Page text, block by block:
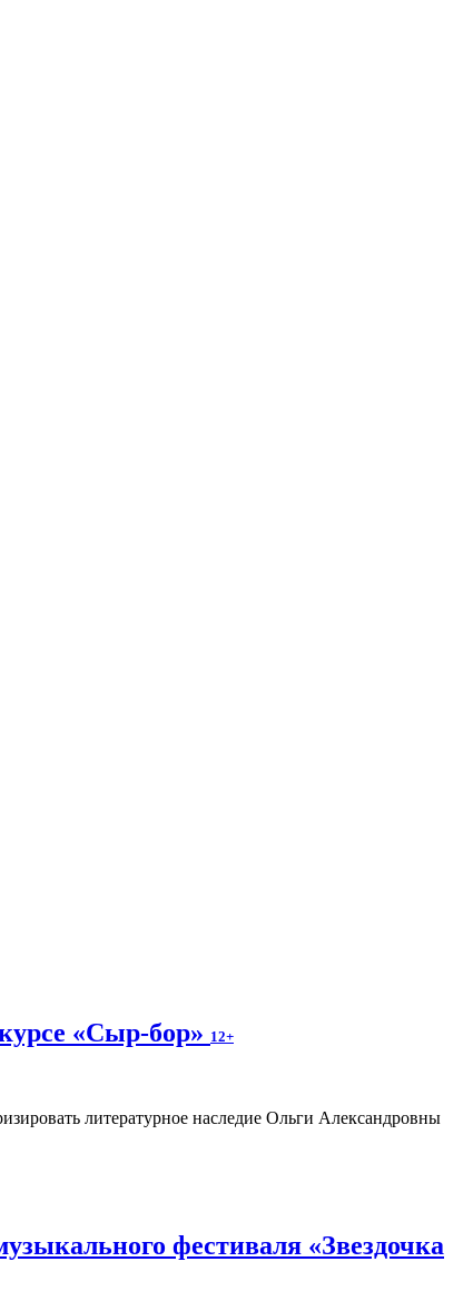
«Сыр-бор» 12+
литературное наследие Ольги Александровны
фестиваля «Звездочка